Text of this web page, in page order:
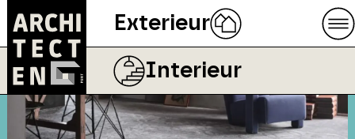
Exterieur
Interieur